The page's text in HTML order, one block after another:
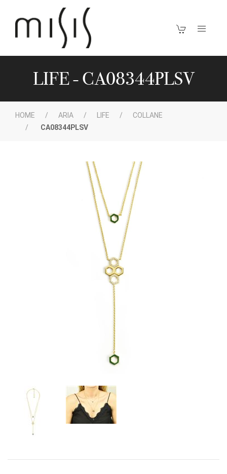
LIFE - CA08344PLSV
HOME ARIA LIFE
COLLANE
CA08344PLSV